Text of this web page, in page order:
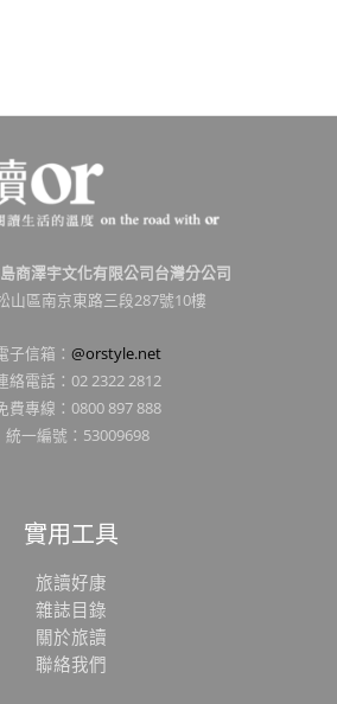
商澤宇文化有限公司台灣分公司
山區南京東路三段287號10樓
子信箱： @orstyle.net
絡電話：02 2322 2812
費專線：0800 897 888
統一編號：53009698
實用工具
旅讀好康
雜誌目錄
關於旅讀
聯絡我們